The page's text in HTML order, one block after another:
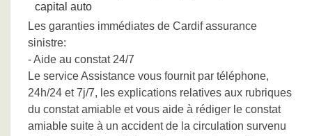
capital auto
Les garanties immédiates de Cardif assurance
sinistre:
- Aide au constat 24/7
Le service Assistance vous fournit par téléphone,
24h/24 et 7j/7, les explications relatives aux rubriques
du constat amiable et vous aide à rédiger le constat
amiable suite à un accident de la circulation survenu